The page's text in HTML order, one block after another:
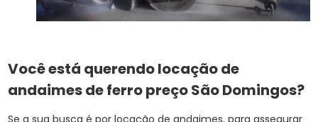
Você está querendo locação de
andaimes de ferro preço São Domingos?